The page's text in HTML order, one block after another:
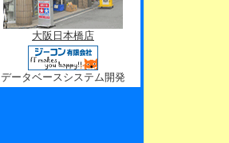
大阪日本橋店
データベースシステム開発